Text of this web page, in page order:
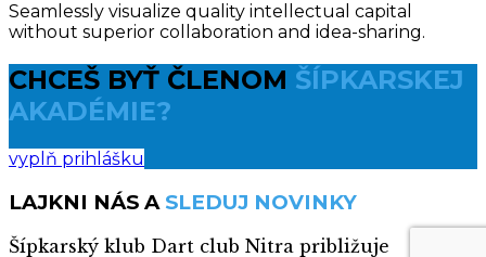
Seamlessly visualize quality intellectual capital
without superior collaboration and idea-sharing.
CHCEŠ BYŤ ČLENOM ŠÍPKARSKEJ
AKADÉMIE?
vyplň prihlášku
LAJKNI NÁS A SLEDUJ NOVINKY
Šípkarský klub Dart club Nitra približuje